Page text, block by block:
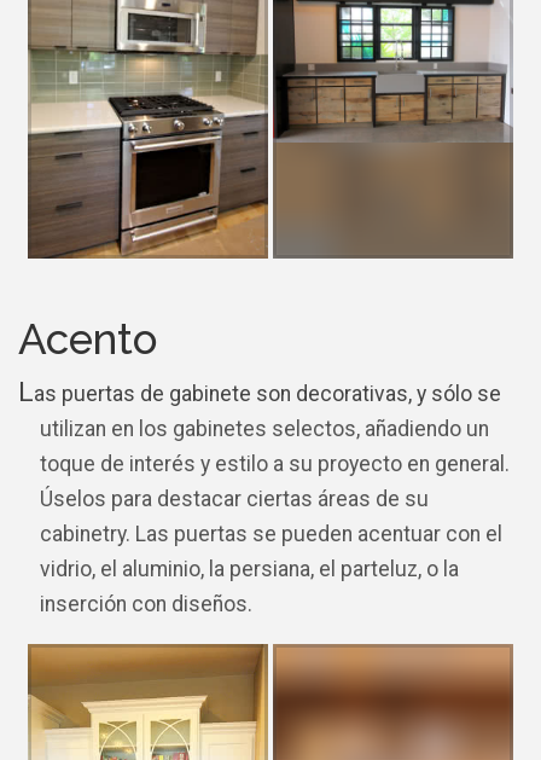
Acento
Las puertas de gabinete son decorativas, y sólo se
utilizan en los gabinetes selectos, añadiendo un
toque de interés y estilo a su proyecto en general.
Úselos para destacar ciertas áreas de su
cabinetry. Las puertas se pueden acentuar con el
vidrio, el aluminio, la persiana, el parteluz, o la
inserción con diseños.